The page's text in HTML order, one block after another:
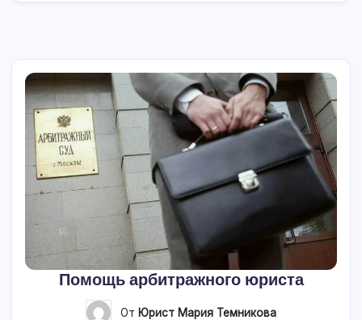
Помощь арбитражного юриста
От Юрист Мария Темникова